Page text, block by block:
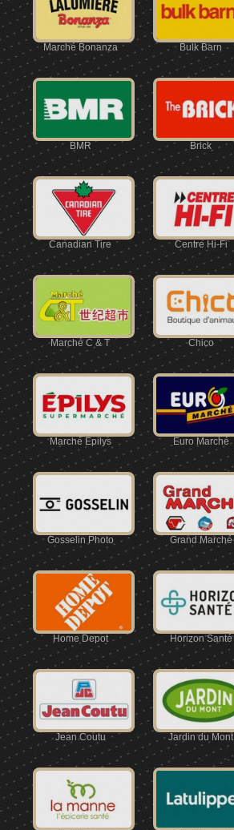
Marché Bonanza Bulk Barn
BMR Brick
Canadian Tire Centre Hi-Fi
Marché C & T Chico
Marché Épilys Euro Marché
Gosselin Photo Grand Marché
Home Depot Horizon Santé
Jean Coutu Jardin du Mont